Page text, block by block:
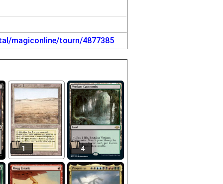
magiconline/tourn/4877385
1 4